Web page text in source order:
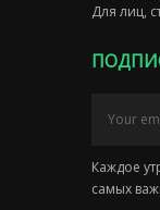
Для лиц,
Каждое
самых